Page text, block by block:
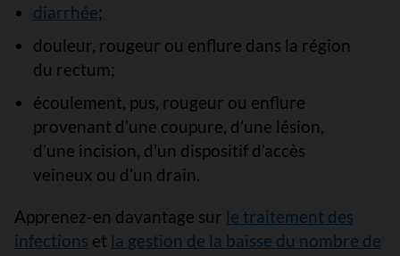
diarrhée;
douleur, rougeur ou enflure dans la région
du rectum;
écoulement, pus, rougeur ou enflure
provenant d’une coupure, d’une lésion,
d’une incision, d’un dispositif d’accès
veineux ou d’un drain.
Apprenez-en davantage sur le traitement des
infections et la gestion de la baisse du nombre de